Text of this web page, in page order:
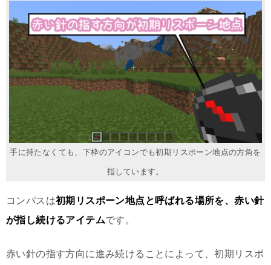
手に持たなくても、下枠のアイコンでも初期リスポーン地点の方角を
指しています。
コンパスは初期リスポーン地点と呼ばれる場所を、赤い針
が指し続けるアイテムです。
赤い針の指す方向に進み続けることによって、初期リスポ